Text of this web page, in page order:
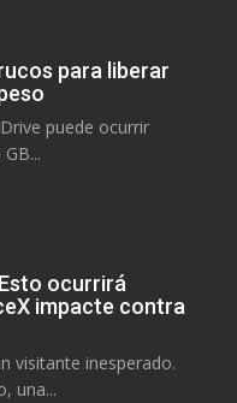
para liberar
puede ocurrir
ocurrirá
impacte contra
visitante inesperado.
una...